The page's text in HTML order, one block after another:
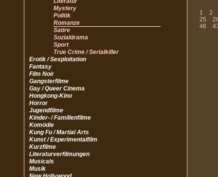
Mystery
Politik
Romanze
Satire
Sozialdrama
Sport
True Crime / Serialkiller
Erotik / Sexploitation
Fantasy
Film Noir
Gangsterfilme
Gay / Queer Cinema
Hongkong-Kino
Horror
Jugendfilme
Kinder- / Familienfilme
Komödie
Kung Fu / Martial Arts
Kunst / Experimentalfilm
Kurzfilme
Literaturverfilmungen
Musicals
Musik
1
2
25
46